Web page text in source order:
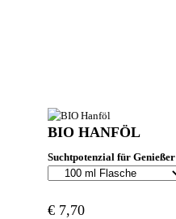
BIO HANFÖL
Suchtpotenzial für Genießer
€ 7,70